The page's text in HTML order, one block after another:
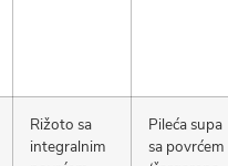
Rižoto sa
integralnim
Pileća supa
sa povrćem